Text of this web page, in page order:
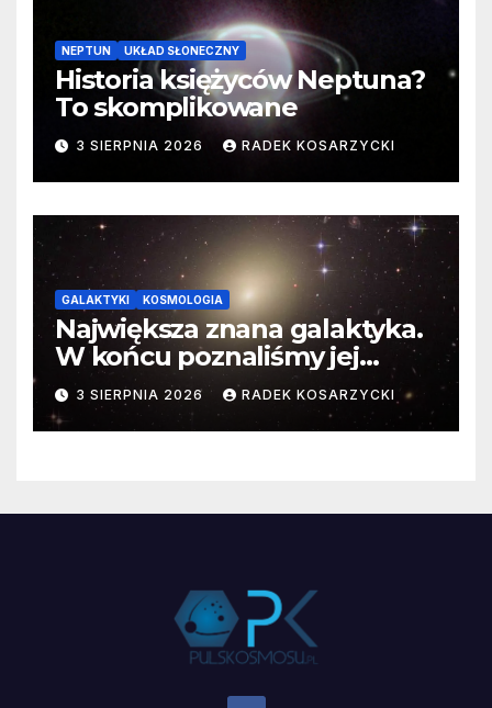
NEPTUN UKŁAD SŁONECZNY
Historia księżyców Neptuna?
To skomplikowane
3 SIERPNIA 2026 RADEK KOSARZYCKI
GALAKTYKI KOSMOLOGIA
Największa znana galaktyka.
W końcu poznaliśmy jej
faktyczne wymiary
3 SIERPNIA 2026 RADEK KOSARZYCKI